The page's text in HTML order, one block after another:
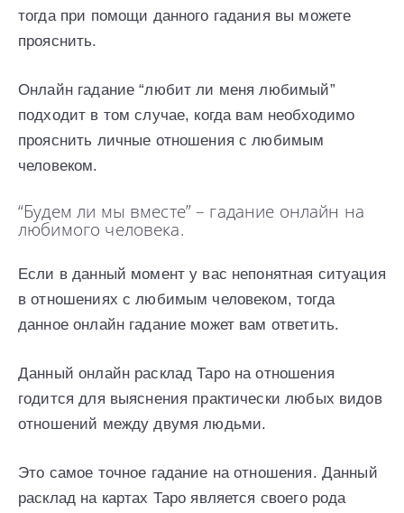
тогда при помощи данного гадания вы можете
прояснить.
Онлайн гадание “любит ли меня любимый”
подходит в том случае, когда вам необходимо
прояснить личные отношения с любимым
человеком.
“Будем ли мы вместе” – гадание онлайн на
любимого человека.
Если в данный момент у вас непонятная ситуация
в отношениях с любимым человеком, тогда
данное онлайн гадание может вам ответить.
Данный онлайн расклад Таро на отношения
годится для выяснения практически любых видов
отношений между двумя людьми.
Это самое точное гадание на отношения. Данный
расклад на картах Таро является своего рода